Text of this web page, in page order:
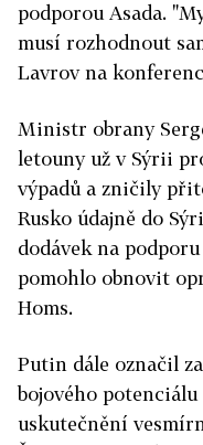
podporou Asada.
musí rozhodnout
Lavrov na
Ministr obrany
letouny už v Sýrii
výpadů a zničily
Rusko údajně do
dodávek na
pomohlo obnovit
Homs.
Putin dále označil
bojového
uskutečnění